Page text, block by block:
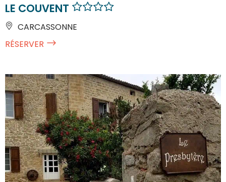
LE COUVENT
CARCASSONNE
RÉSERVER